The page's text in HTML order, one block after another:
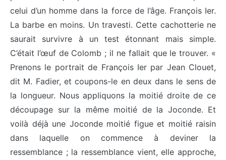
celui d’un homme dans la force de l’âge. François Ier.
La barbe en moins. Un travesti. Cette cachotterie ne
saurait survivre à un test étonnant mais simple.
C’était l’œuf de Colomb ; il ne fallait que le trouver. «
Prenons le portrait de François Ier par Jean Clouet,
dit M. Fadier, et coupons-le en deux dans le sens de
la longueur. Nous appliquons la moitié droite de ce
découpage sur la même moitié de la Joconde. Et
voilà déjà une Joconde moitié figue et moitié raisin
dans laquelle on commence à deviner la
ressemblance ; la ressemblance vient, elle approche,